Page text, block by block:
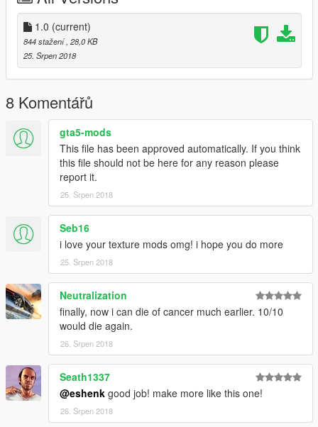
1.0 (current)
844 stažení, 28,0 KB
25. Srpen 2018
8 Komentářů
gta5-mods
This file has been approved automatically. If you think
this file should not be here for any reason please
report it.
25. Srpen 2018
Seb16
i love your texture mods omg! i hope you do more
25. Srpen 2018
Neutralization
finally, now i can die of cancer much earlier. 10/10
would die again.
26. Srpen 2018
Seath1337
@eshenk good job! make more like this one!
26. Srpen 2018